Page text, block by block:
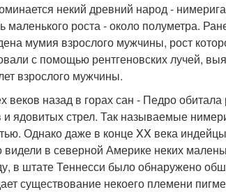
некий древний народ -
роста - около полуметра.
мумия взрослого мужчины, рост
с помощью рентгеновских лучей,
взрослого мужчины.
назад в горах сан - Педро обитала
ядовитых стрел. Так называемые
Однако даже в конце XX века
в северной Америке неких
в штате Теннесси было обнаружено
существование некоего племени